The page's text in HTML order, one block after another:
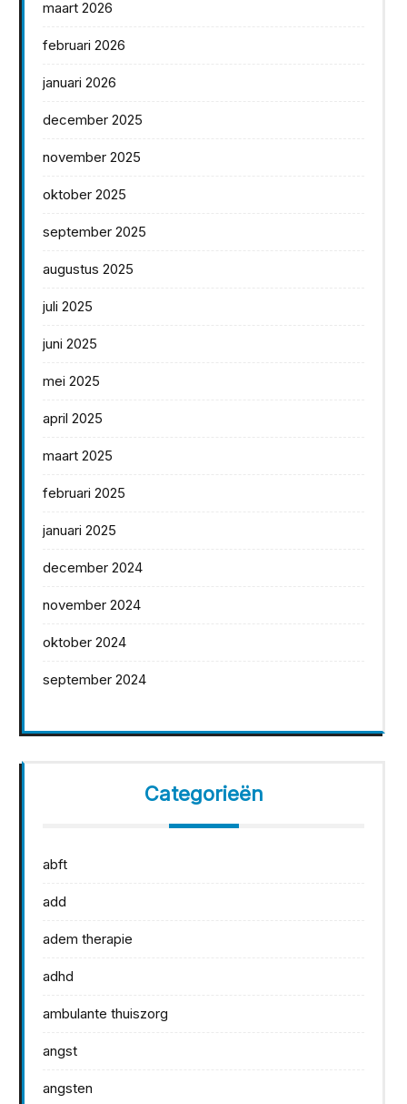
maart 2026
februari 2026
januari 2026
december 2025
november 2025
oktober 2025
september 2025
augustus 2025
juli 2025
juni 2025
mei 2025
april 2025
maart 2025
februari 2025
januari 2025
december 2024
november 2024
oktober 2024
september 2024
Categorieën
abft
add
adem therapie
adhd
ambulante thuiszorg
angst
angsten